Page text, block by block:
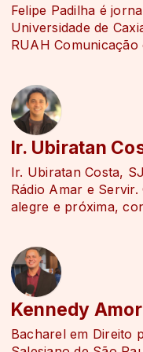
globo. Este
e orações onde as
línguas, cada vez
provenientes da
destino de
pessoas que a
pessoas por
Os encontros de
nacionalidades [1]
de idade) são a
Felipe Padilha é
Universidade de
RUAH
Ir. Ubiratan
Ir. Ubiratan Costa,
Rádio Amar e
alegre e próxima,
mensagens que
rádio uma
Kennedy
Bacharel em Direito